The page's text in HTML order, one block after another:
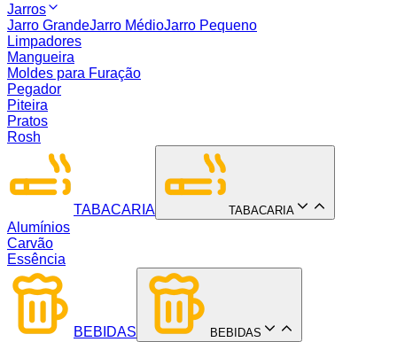
Jarros
Jarro GrandeJarro MédioJarro Pequeno
Limpadores
Mangueira
Moldes para Furação
Pegador
Piteira
Pratos
Rosh
TABACARIA TABACARIA
Alumínios
Carvão
Essência
BEBIDAS BEBIDAS